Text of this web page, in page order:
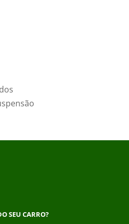
SEU CARRO?